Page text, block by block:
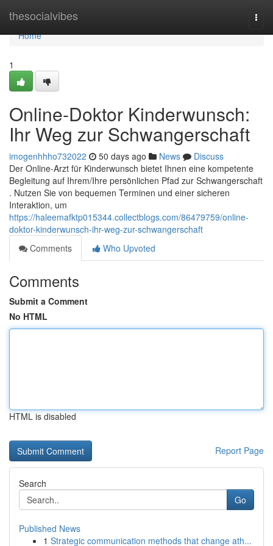
thesocialvibes
Home
Home
1
Online-Doktor Kinderwunsch:
Ihr Weg zur Schwangerschaft
imogenhhho732022 50 days ago News
Discuss
Der Online-Arzt für Kinderwunsch bietet Ihnen eine kompetente
Begleitung auf Ihrem/Ihre persönlichen Pfad zur Schwangerschaft
. Nutzen Sie von bequemen Terminen und einer sicheren
Interaktion, um
https://haleemafktp015344.collectblogs.com/86479759/online-
doktor-kinderwunsch-ihr-weg-zur-schwangerschaft
Comments
Who Upvoted
Comments
Submit a Comment
No HTML
HTML is disabled
Report Page
Search
Go
Published News
1 Strategic communication methods that change ath...